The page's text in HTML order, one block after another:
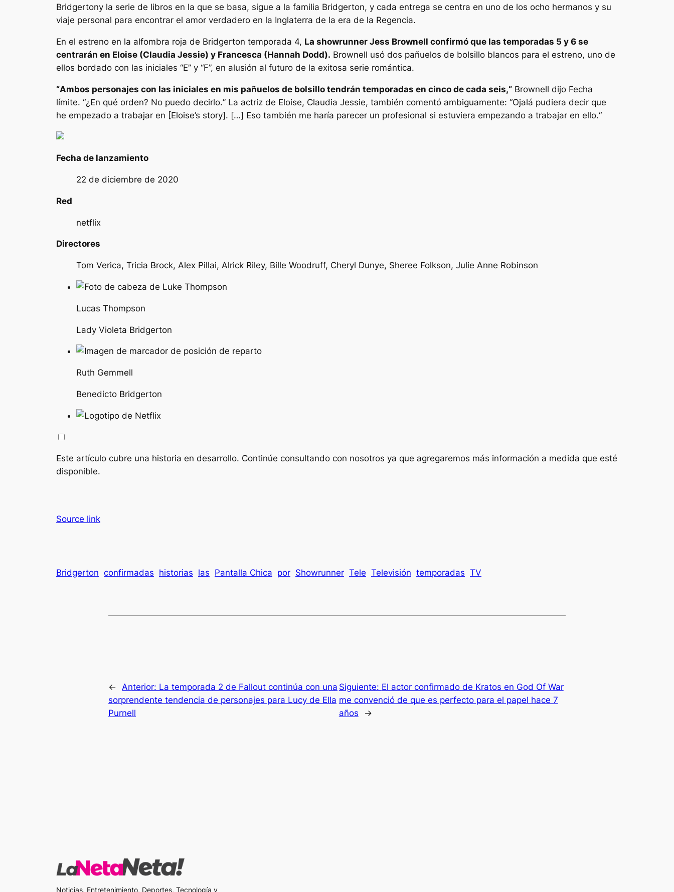
Bridgertony la serie de libros en la que se basa, sigue a la familia Bridgerton, y cada entrega se centra en uno de los ocho hermanos y su
viaje personal para encontrar el amor verdadero en la Inglaterra de la era de la Regencia.
En el estreno en la alfombra roja de Bridgerton temporada 4, La showrunner Jess Brownell confirmó que las temporadas 5 y 6 se
centrarán en Eloise (Claudia Jessie) y Francesca (Hannah Dodd). Brownell usó dos pañuelos de bolsillo blancos para el estreno, uno de
ellos bordado con las iniciales “E” y “F”, en alusión al futuro de la exitosa serie romántica.
“Ambos personajes con las iniciales en mis pañuelos de bolsillo tendrán temporadas en cinco de cada seis,“ Brownell dijo Fecha
límite. “¿En qué orden? No puedo decirlo.” La actriz de Eloise, Claudia Jessie, también comentó ambiguamente: “Ojalá pudiera decir que
he empezado a trabajar en [Eloise’s story]. […] Eso también me haría parecer un profesional si estuviera empezando a trabajar en ello.“
Fecha de lanzamiento
22 de diciembre de 2020
Red
netflix
Directores
Tom Verica, Tricia Brock, Alex Pillai, Alrick Riley, Bille Woodruff, Cheryl Dunye, Sheree Folkson, Julie Anne Robinson
Lucas Thompson
Lady Violeta Bridgerton
Ruth Gemmell
Benedicto Bridgerton
Este artículo cubre una historia en desarrollo. Continúe consultando con nosotros ya que agregaremos más información a medida que esté
disponible.
Source link
Bridgerton confirmadas historias las Pantalla Chica por Showrunner Tele Televisión temporadas TV
← Anterior: La temporada 2 de Fallout continúa con una
sorprendente tendencia de personajes para Lucy de Ella
Purnell
Siguiente: El actor confirmado de Kratos en God Of War
me convenció de que es perfecto para el papel hace 7
años
→
Noticias, Entretenimiento, Deportes, Tecnología y